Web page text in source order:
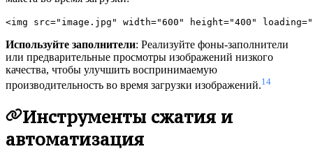
Используйте заполнители: Реализуйте фоны-заполнители
или предварительные просмотры изображений низкого
качества, чтобы улучшить воспринимаемую
производительность во время загрузки изображений.14
Инструменты сжатия и
автоматизация